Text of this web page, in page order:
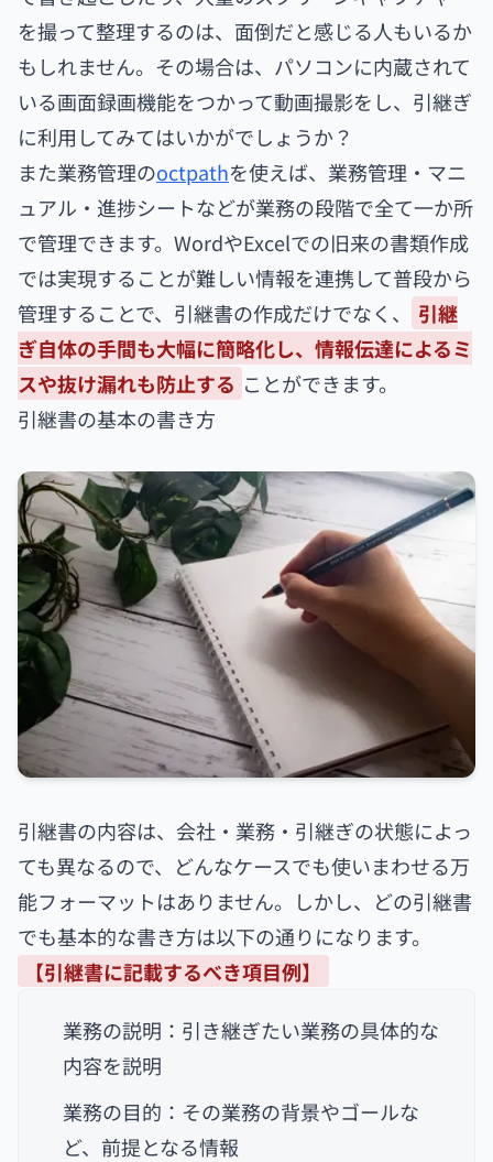
を撮って整理するのは、面倒だと感じる人もいるか
もしれません。その場合は、パソコンに内蔵されて
いる画面録画機能をつかって動画撮影をし、引継ぎ
に利用してみてはいかがでしょうか？
また業務管理のoctpathを使えば、業務管理・マニ
ュアル・進捗シートなどが業務の段階で全て一か所
で管理できます。WordやExcelでの旧来の書類作成
では実現することが難しい情報を連携して普段から
管理することで、引継書の作成だけでなく、
引継
ぎ自体の手間も大幅に簡略化し、情報伝達によるミ
スや抜け漏れも防止する ことができます。
引継書の基本の書き方
引継書の内容は、会社・業務・引継ぎの状態によっ
ても異なるので、どんなケースでも使いまわせる万
能フォーマットはありません。しかし、どの引継書
でも基本的な書き方は以下の通りになります。
【引継書に記載するべき項目例】
業務の説明：引き継ぎたい業務の具体的な
内容を説明
業務の目的：その業務の背景やゴールな
ど、前提となる情報